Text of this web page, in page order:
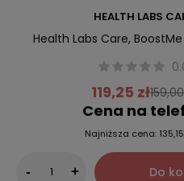
HEALTH LABS
Health Labs Care, BoostMe
119,25 zł
Cena na
Najniższa cena:
- + Do